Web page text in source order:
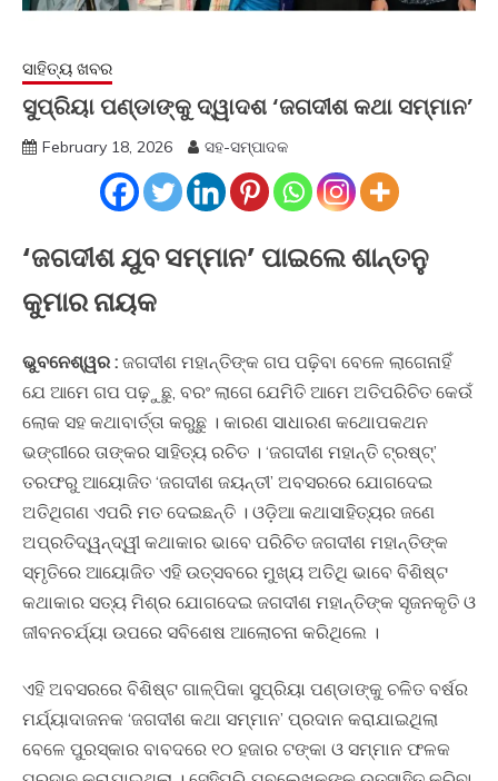
ସାହିତ୍ୟ ଖବର
ସୁପ୍ରିୟା ପଣ୍ଡାଙ୍କୁ ଦ୍ୱାଦଶ ‘ଜଗଦୀଶ କଥା ସମ୍ମାନ’
February 18, 2026 ସହ-ସମ୍ପାଦକ
‘ଜଗଦୀଶ ଯୁବ ସମ୍ମାନ’ ପାଇଲେ ଶାନ୍ତନୁ
କୁମାର ନାୟକ
ଭୁବନେଶ୍ୱର : ଜଗଦୀଶ ମହାନ୍ତିଙ୍କ ଗପ ପଢ଼ିବା ବେଳେ ଲାଗେନାହିଁ
ଯେ ଆମେ ଗପ ପଢ଼ୁଛୁ, ବରଂ ଲାଗେ ଯେମିତି ଆମେ ଅତିପରିଚିତ କେଉଁ
ଲୋକ ସହ କଥାବାର୍ତ୍ତା କରୁଛୁ । କାରଣ ସାଧାରଣ କଥୋପକଥନ
ଭଙ୍ଗୀରେ ତାଙ୍କର ସାହିତ୍ୟ ରଚିତ । ‘ଜଗଦୀଶ ମହାନ୍ତି ଟ୍ରଷ୍ଟ୍‍’
ତରଫରୁ ଆୟୋଜିତ ‘ଜଗଦୀଶ ଜୟନ୍ତୀ’ ଅବସରରେ ଯୋଗଦେଇ
ଅତିଥିଗଣ ଏପରି ମତ ଦେଇଛନ୍ତି । ଓଡ଼ିଆ କଥାସାହିତ୍ୟର ଜଣେ
ଅପ୍ରତିଦ୍ୱନ୍ଦ୍ୱୀ କଥାକାର ଭାବେ ପରିଚିତ ଜଗଦୀଶ ମହାନ୍ତିଙ୍କ
ସ୍ମୃତିରେ ଆୟୋଜିତ ଏହି ଉତ୍ସବରେ ମୁଖ୍ୟ ଅତିଥି ଭାବେ ବିଶିଷ୍ଟ
କଥାକାର ସତ୍ୟ ମିଶ୍ର ଯୋଗଦେଇ ଜଗଦୀଶ ମହାନ୍ତିଙ୍କ ସୃଜନକୃତି ଓ
ଜୀବନଚର୍ଯ୍ୟା ଉପରେ ସବିଶେଷ ଆଲୋଚନା କରିଥିଲେ ।
ଏହି ଅବସରରେ ବିଶିଷ୍ଟ ଗାଳ୍ପିକା ସୁପ୍ରିୟା ପଣ୍ଡାଙ୍କୁ ଚଳିତ ବର୍ଷର
ମର୍ଯ୍ୟାଦାଜନକ ‘ଜଗଦୀଶ କଥା ସମ୍ମାନ’ ପ୍ରଦାନ କରାଯାଇଥିଲା
ବେଳେ ପୁରସ୍କାର ବାବଦରେ ୧୦ ହଜାର ଟଙ୍କା ଓ ସମ୍ମାନ ଫଳକ